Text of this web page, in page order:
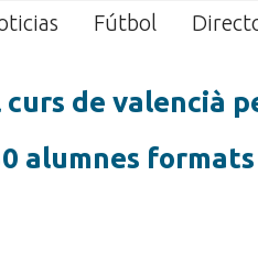
Fútbol
de valencià
alumnes formats